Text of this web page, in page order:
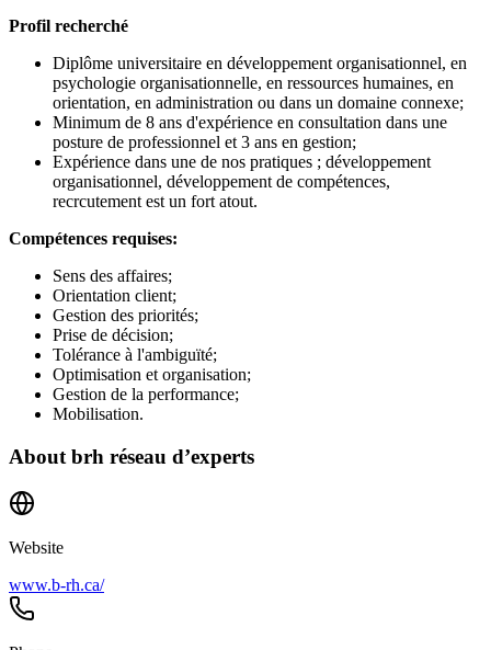
Profil recherché
Diplôme universitaire en développement organisationnel, en
psychologie organisationnelle, en ressources humaines, en
orientation, en administration ou dans un domaine connexe;
Minimum de 8 ans d'expérience en consultation dans une
posture de professionnel et 3 ans en gestion;
Expérience dans une de nos pratiques ; développement
organisationnel, développement de compétences,
recrcutement est un fort atout.
Compétences requises:
Sens des affaires;
Orientation client;
Gestion des priorités;
Prise de décision;
Tolérance à l'ambiguïté;
Optimisation et organisation;
Gestion de la performance;
Mobilisation.
About brh réseau d’experts
Website
www.b-rh.ca/